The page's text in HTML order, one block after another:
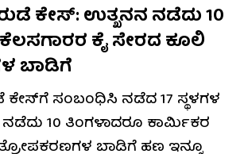
ಕೇಸ್​​: ಉತ್ಖನನ ನಡೆದು 10
ಕೈ ಸೇರದ ಕೂಲಿ
ಬಾಡಿಗೆ
ಕೇಸ್‌ಗೆ ಸಂಬಂಧಿಸಿ ನಡೆದ 17 ಸ್ಥಳಗಳ
10 ತಿಂಗಳಾದರೂ ಕಾರ್ಮಿಕರ
ಬಾಡಿಗೆ ಹಣ ಇನ್ನೂ